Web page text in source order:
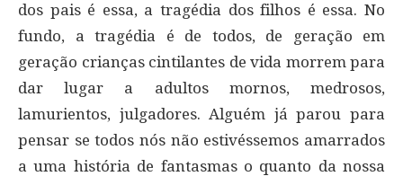
dos pais é essa, a tragédia dos filhos é essa. No
fundo, a tragédia é de todos, de geração em
geração crianças cintilantes de vida morrem para
dar lugar a adultos mornos, medrosos,
lamurientos, julgadores. Alguém já parou para
pensar se todos nós não estivéssemos amarrados
a uma história de fantasmas o quanto da nossa